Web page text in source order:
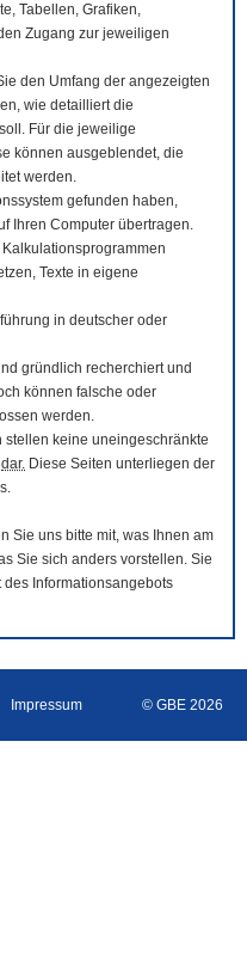
Tabellen, Grafiken,
Zugang zur jeweiligen
den Umfang der angezeigten
wie detailliert die
Für die jeweilige
können ausgeblendet, die
werden.
gefunden haben,
Ihren Computer übertragen.
Texte in eigene
in deutscher oder
gründlich recherchiert und
können falsche oder
werden.
stellen keine uneingeschränkte
dar. Diese Seiten unterliegen der
Sie uns bitte mit, was Ihnen am
Sie sich anders vorstellen. Sie
des Informationsangebots
Impressum © GBE 2026